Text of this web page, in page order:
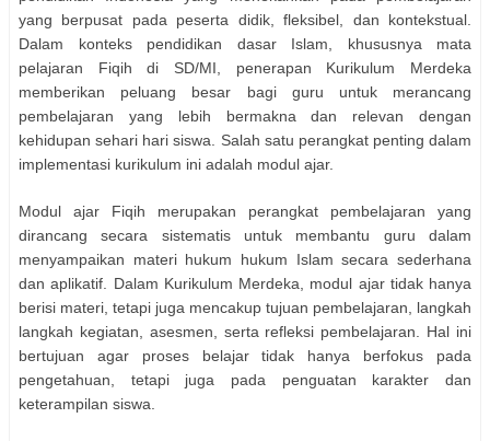
yang berpusat pada peserta didik, fleksibel, dan kontekstual.
Dalam konteks pendidikan dasar Islam, khususnya mata
pelajaran Fiqih di SD/MI, penerapan Kurikulum Merdeka
memberikan peluang besar bagi guru untuk merancang
pembelajaran yang lebih bermakna dan relevan dengan
kehidupan sehari hari siswa. Salah satu perangkat penting dalam
implementasi kurikulum ini adalah modul ajar.
Modul ajar Fiqih merupakan perangkat pembelajaran yang
dirancang secara sistematis untuk membantu guru dalam
menyampaikan materi hukum hukum Islam secara sederhana
dan aplikatif. Dalam Kurikulum Merdeka, modul ajar tidak hanya
berisi materi, tetapi juga mencakup tujuan pembelajaran, langkah
langkah kegiatan, asesmen, serta refleksi pembelajaran. Hal ini
bertujuan agar proses belajar tidak hanya berfokus pada
pengetahuan, tetapi juga pada penguatan karakter dan
keterampilan siswa.